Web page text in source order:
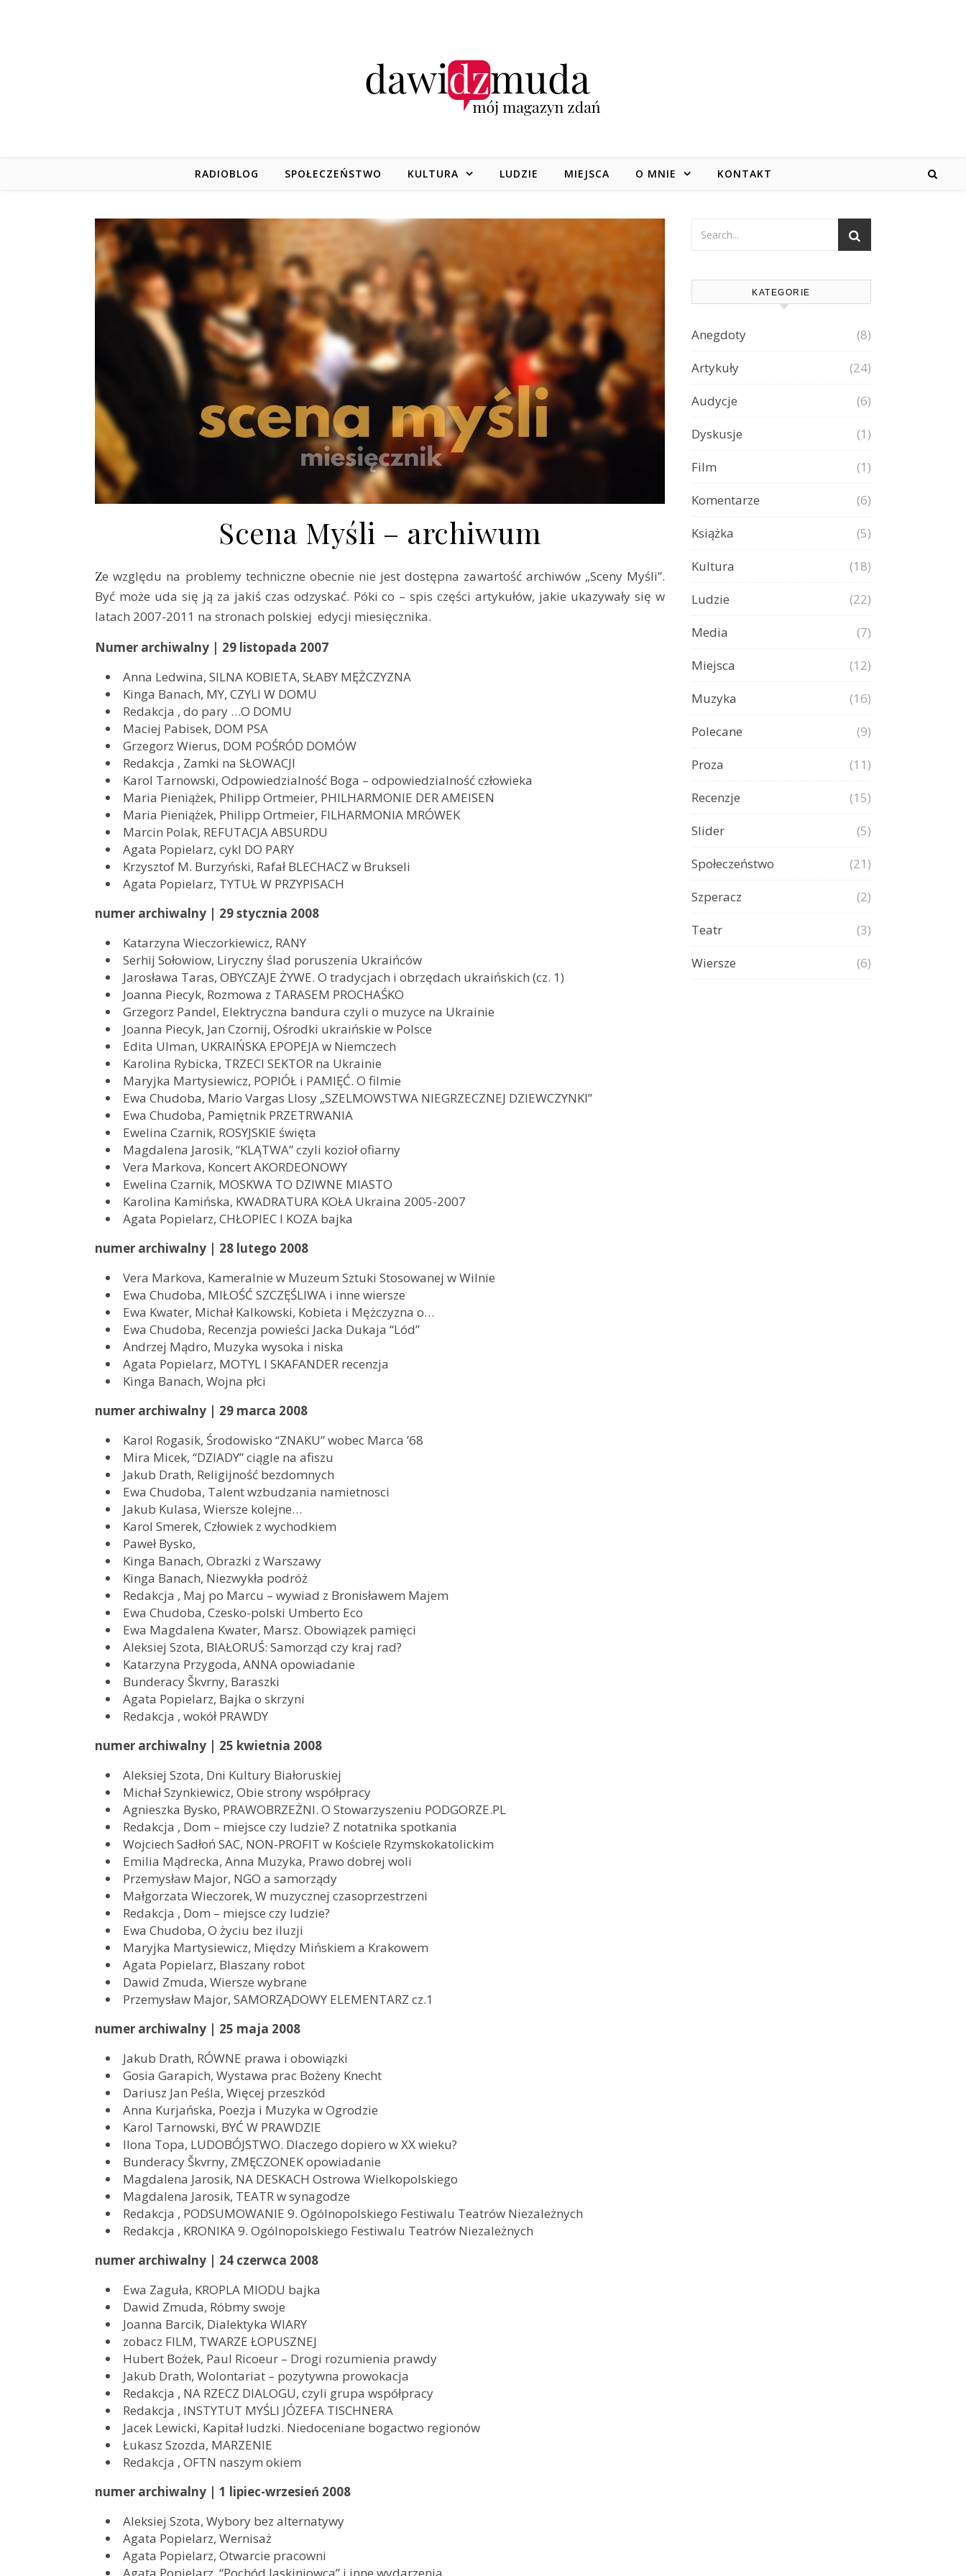
RADIOBLOG SPOŁECZEŃSTWO KULTURA LUDZIE MIEJSCA O MNIE KONTAKT
Scena Myśli – archiwum
Ze względu na problemy techniczne obecnie nie jest dostępna zawartość archiwów „Sceny Myśli”.
Być może uda się ją za jakiś czas odzyskać. Póki co – spis części artykułów, jakie ukazywały się w
latach 2007-2011 na stronach polskiej edycji miesięcznika.
Numer archiwalny | 29 listopada 2007
Anna Ledwina, SILNA KOBIETA, SŁABY MĘŻCZYZNA
Kinga Banach, MY, CZYLI W DOMU
Redakcja , do pary …O DOMU
Maciej Pabisek, DOM PSA
Grzegorz Wierus, DOM POŚRÓD DOMÓW
Redakcja , Zamki na SŁOWACJI
Karol Tarnowski, Odpowiedzialność Boga – odpowiedzialność człowieka
Maria Pieniążek, Philipp Ortmeier, PHILHARMONIE DER AMEISEN
Maria Pieniążek, Philipp Ortmeier, FILHARMONIA MRÓWEK
Marcin Polak, REFUTACJA ABSURDU
Agata Popielarz, cykl DO PARY
Krzysztof M. Burzyński, Rafał BLECHACZ w Brukseli
Agata Popielarz, TYTUŁ W PRZYPISACH
numer archiwalny | 29 stycznia 2008
Katarzyna Wieczorkiewicz, RANY
Serhij Sołowiow, Liryczny ślad poruszenia Ukraińców
Jarosława Taras, OBYCZAJE ŻYWE. O tradycjach i obrzędach ukraińskich (cz. 1)
Joanna Piecyk, Rozmowa z TARASEM PROCHAŚKO
Grzegorz Pandel, Elektryczna bandura czyli o muzyce na Ukrainie
Joanna Piecyk, Jan Czornij, Ośrodki ukraińskie w Polsce
Edita Ulman, UKRAIŃSKA EPOPEJA w Niemczech
Karolina Rybicka, TRZECI SEKTOR na Ukrainie
Maryjka Martysiewicz, POPIÓŁ i PAMIĘĆ. O filmie
Ewa Chudoba, Mario Vargas Llosy „SZELMOWSTWA NIEGRZECZNEJ DZIEWCZYNKI”
Ewa Chudoba, Pamiętnik PRZETRWANIA
Ewelina Czarnik, ROSYJSKIE święta
Magdalena Jarosik, “KLĄTWA” czyli kozioł ofiarny
Vera Markova, Koncert AKORDEONOWY
Ewelina Czarnik, MOSKWA TO DZIWNE MIASTO
Karolina Kamińska, KWADRATURA KOŁA Ukraina 2005-2007
Agata Popielarz, CHŁOPIEC I KOZA bajka
numer archiwalny | 28 lutego 2008
Vera Markova, Kameralnie w Muzeum Sztuki Stosowanej w Wilnie
Ewa Chudoba, MIŁOŚĆ SZCZĘŚLIWA i inne wiersze
Ewa Kwater, Michał Kalkowski, Kobieta i Mężczyzna o…
Ewa Chudoba, Recenzja powieści Jacka Dukaja “Lód”
Andrzej Mądro, Muzyka wysoka i niska
Agata Popielarz, MOTYL I SKAFANDER recenzja
Kinga Banach, Wojna płci
numer archiwalny | 29 marca 2008
Karol Rogasik, Środowisko “ZNAKU” wobec Marca ’68
Mira Micek, “DZIADY” ciągle na afiszu
Jakub Drath, Religijność bezdomnych
Ewa Chudoba, Talent wzbudzania namietnosci
Jakub Kulasa, Wiersze kolejne…
Karol Smerek, Człowiek z wychodkiem
Paweł Bysko,
Kinga Banach, Obrazki z Warszawy
Kinga Banach, Niezwykła podróż
Redakcja , Maj po Marcu – wywiad z Bronisławem Majem
Ewa Chudoba, Czesko-polski Umberto Eco
Ewa Magdalena Kwater, Marsz. Obowiązek pamięci
Aleksiej Szota, BIAŁORUŚ: Samorząd czy kraj rad?
Katarzyna Przygoda, ANNA opowiadanie
Bunderacy Škvrny, Baraszki
Agata Popielarz, Bajka o skrzyni
Redakcja , wokół PRAWDY
numer archiwalny | 25 kwietnia 2008
Aleksiej Szota, Dni Kultury Białoruskiej
Michał Szynkiewicz, Obie strony współpracy
Agnieszka Bysko, PRAWOBRZEŻNI. O Stowarzyszeniu PODGORZE.PL
Redakcja , Dom – miejsce czy ludzie? Z notatnika spotkania
Wojciech Sadłoń SAC, NON-PROFIT w Kościele Rzymskokatolickim
Emilia Mądrecka, Anna Muzyka, Prawo dobrej woli
Przemysław Major, NGO a samorządy
Małgorzata Wieczorek, W muzycznej czasoprzestrzeni
Redakcja , Dom – miejsce czy ludzie?
Ewa Chudoba, O życiu bez iluzji
Maryjka Martysiewicz, Między Mińskiem a Krakowem
Agata Popielarz, Blaszany robot
Dawid Zmuda, Wiersze wybrane
Przemysław Major, SAMORZĄDOWY ELEMENTARZ cz.1
numer archiwalny | 25 maja 2008
Jakub Drath, RÓWNE prawa i obowiązki
Gosia Garapich, Wystawa prac Bożeny Knecht
Dariusz Jan Peśla, Więcej przeszkód
Anna Kurjańska, Poezja i Muzyka w Ogrodzie
Karol Tarnowski, BYĆ W PRAWDZIE
Ilona Topa, LUDOBÓJSTWO. Dlaczego dopiero w XX wieku?
Bunderacy Škvrny, ZMĘCZONEK opowiadanie
Magdalena Jarosik, NA DESKACH Ostrowa Wielkopolskiego
Magdalena Jarosik, TEATR w synagodze
Redakcja , PODSUMOWANIE 9. Ogólnopolskiego Festiwalu Teatrów Niezależnych
Redakcja , KRONIKA 9. Ogólnopolskiego Festiwalu Teatrów Niezależnych
numer archiwalny | 24 czerwca 2008
Ewa Zaguła, KROPLA MIODU bajka
Dawid Zmuda, Róbmy swoje
Joanna Barcik, Dialektyka WIARY
zobacz FILM, TWARZE ŁOPUSZNEJ
Hubert Bożek, Paul Ricoeur – Drogi rozumienia prawdy
Jakub Drath, Wolontariat – pozytywna prowokacja
Redakcja , NA RZECZ DIALOGU, czyli grupa współpracy
Redakcja , INSTYTUT MYŚLI JÓZEFA TISCHNERA
Jacek Lewicki, Kapitał ludzki. Niedoceniane bogactwo regionów
Łukasz Szozda, MARZENIE
Redakcja , OFTN naszym okiem
numer archiwalny | 1 lipiec-wrzesień 2008
Aleksiej Szota, Wybory bez alternatywy
Agata Popielarz, Wernisaż
Agata Popielarz, Otwarcie pracowni
Agata Popielarz, “Pochód Jaskiniowca” i inne wydarzenia…
KATEGORIE
Anegdoty
(8)
Artykuły
(24)
Audycje
(6)
Dyskusje
(1)
Film
(1)
Komentarze
(6)
Książka
(5)
Kultura
(18)
Ludzie
(22)
Media
(7)
Miejsca
(12)
Muzyka
(16)
Polecane
(9)
Proza
(11)
Recenzje
(15)
Slider
(5)
Społeczeństwo
(21)
Szperacz
(2)
Teatr
(3)
Wiersze
(6)